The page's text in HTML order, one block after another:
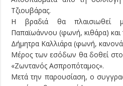
Τζιουβάρας.
Η βραδιά θα πλαισιωθεί
Παπαϊωάννου (φωνή, κιθάρα) και
Δήμητρα Καλλιάρα (φωνή,
Μέρος των εσόδων θα δοθεί
«Ζωντανός Ασπροπόταμος».
Μετά την παρουσίαση, ο